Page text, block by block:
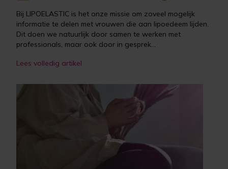
Bij LIPOELASTIC is het onze missie om zoveel mogelijk
informatie te delen met vrouwen die aan lipoedeem lijden.
Dit doen we natuurlijk door samen te werken met
professionals, maar ook door in gesprek...
Lees volledig artikel